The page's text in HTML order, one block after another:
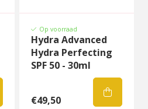
Op voorraad
Hydra Advanced
Hydra Perfecting
SPF 50 - 30ml
€49,50